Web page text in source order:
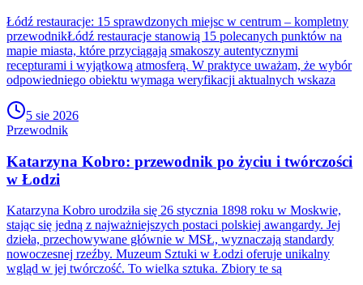
Łódź restauracje: 15 sprawdzonych miejsc w centrum – kompletny
przewodnikŁódź restauracje stanowią 15 polecanych punktów na
mapie miasta, które przyciągają smakoszy autentycznymi
recepturami i wyjątkową atmosferą. W praktyce uważam, że wybór
odpowiedniego obiektu wymaga weryfikacji aktualnych wskaza
5 sie 2026
Przewodnik
Katarzyna Kobro: przewodnik po życiu i twórczości
w Łodzi
Katarzyna Kobro urodziła się 26 stycznia 1898 roku w Moskwie,
stając się jedną z najważniejszych postaci polskiej awangardy. Jej
dzieła, przechowywane głównie w MSŁ, wyznaczają standardy
nowoczesnej rzeźby. Muzeum Sztuki w Łodzi oferuje unikalny
wgląd w jej twórczość. To wielka sztuka. Zbiory te są